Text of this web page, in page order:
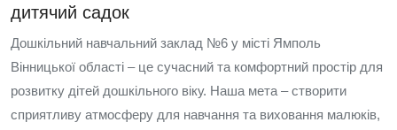
дитячий садок
Дошкільний навчальний заклад №6 у місті Ямполь
Вінницької області – це сучасний та комфортний простір для
розвитку дітей дошкільного віку. Наша мета – створити
сприятливу атмосферу для навчання та виховання малюків,